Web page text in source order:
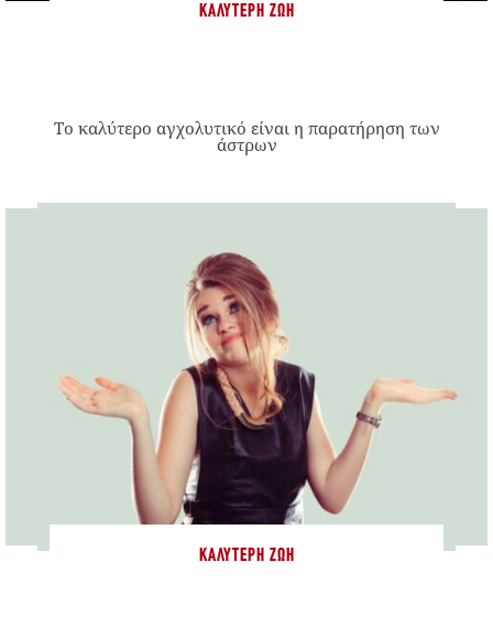
ΚΑΛΎΤΕΡΗ ΖΩΉ
Το καλύτερο αγχολυτικό είναι η παρατήρηση των
άστρων
ΚΑΛΎΤΕΡΗ ΖΩΉ